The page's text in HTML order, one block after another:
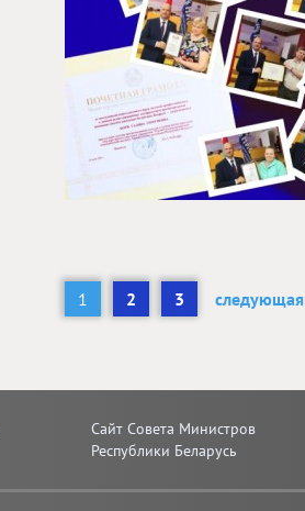
1 2 3 следующая
Сайт Совета Министров
Республики Беларусь